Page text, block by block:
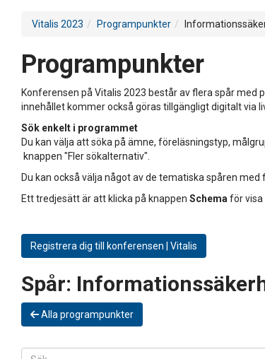
Vitalis 2023 Programpunkter
Programpunkter
Konferensen på Vitalis 2023 består av flera spår
innehållet kommer också göras tillgängligt digitalt via
Sök enkelt i programmet
Du kan välja att söka på ämne, föreläsningstyp,
knappen "Fler sökalternativ".
Du kan också välja något av de tematiska spåren med
Ett tredjesätt är att klicka på knappen Schema för visa
Registrera dig till konferensen | Vitalis
Spår:
Alla programpunkter